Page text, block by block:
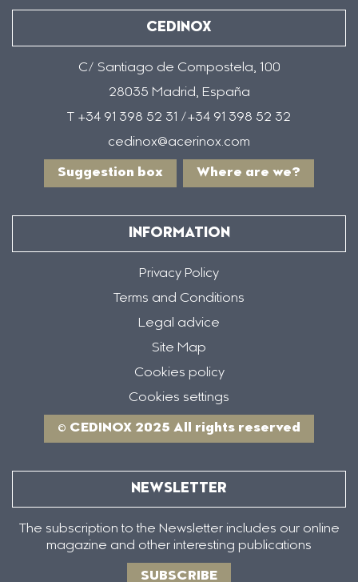
CEDINOX
C/ Santiago de Compostela, 100
28035 Madrid, España
T +34 91 398 52 31 /+34 91 398 52 32
cedinox@acerinox.com
Suggestion box Where are we?
INFORMATION
Privacy Policy
Terms and Conditions
Legal advice
Site Map
Cookies policy
Cookies settings
© CEDINOX 2025 All rights reserved
NEWSLETTER
The subscription to the Newsletter includes our online
magazine and other interesting publications
SUBSCRIBE